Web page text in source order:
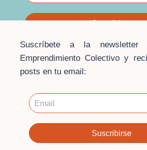
© 2026 · Blog Emprendimiento
Contacto
Aviso Legal·Política de
Suscríbete a la
Emprendimiento Colectivo y
posts en tu email: